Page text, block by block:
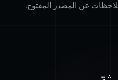
عن المصدر المفتوح.